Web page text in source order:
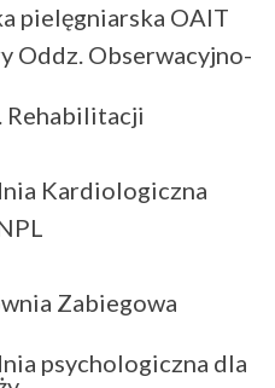
pielęgniarska OAIT
Oddz. Obserwacyjno-
Rehabilitacji
Kardiologiczna
Zabiegowa
psychologiczna dla